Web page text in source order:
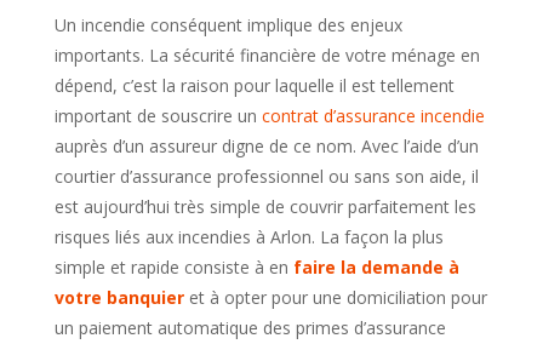
Un incendie conséquent implique des enjeux
importants. La sécurité financière de votre ménage en
dépend, c’est la raison pour laquelle il est tellement
important de souscrire un contrat d’assurance incendie
auprès d’un assureur digne de ce nom. Avec l’aide d’un
courtier d’assurance professionnel ou sans son aide, il
est aujourd’hui très simple de couvrir parfaitement les
risques liés aux incendies à Arlon. La façon la plus
simple et rapide consiste à en faire la demande à
votre banquieret à opter pour une domiciliation pour
un paiement automatique des primes d’assurance